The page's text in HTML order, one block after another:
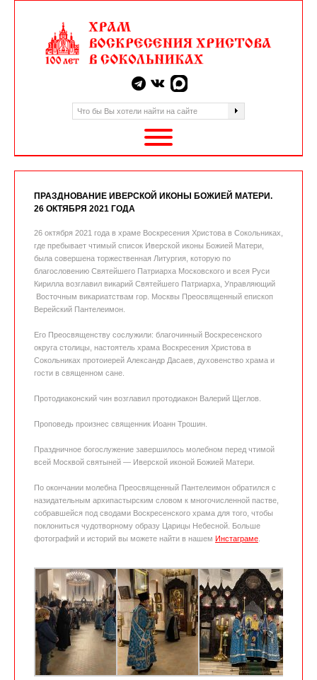
ПРАЗДНОВАНИЕ ИВЕРСКОЙ ИКОНЫ БОЖИЕЙ МАТЕРИ.
26 ОКТЯБРЯ 2021 ГОДА
26 октября 2021 года в храме Воскресения Христова в Сокольниках,
где пребывает чтимый список Иверской иконы Божией Матери,
была совершена торжественная Литургия, которую по
благословению Святейшего Патриарха Московского и всея Руси
Кирилла возглавил викарий Святейшего Патриарха, Управляющий
Восточным викариатствам гор. Москвы Преосвященный епископ
Верейский Пантелеимон.
Его Преосвященству сослужили: благочинный Воскресенского
округа столицы, настоятель храма Воскресения Христова в
Сокольниках протоиерей Александр Дасаев, духовенство храма и
гости в священном сане.
Протодиаконский чин возглавил протодиакон Валерий Щеглов.
Проповедь произнес священник Иоанн Трошин.
Праздничное богослужение завершилось молебном перед чтимой
всей Москвой святыней — Иверской иконой Божией Матери.
По окончании молебна Преосвященный Пантелеимон обратился с
назидательным архипастырским словом к многочисленной пастве,
собравшейся под сводами Воскресенского храма для того, чтобы
поклониться чудотворному образу Царицы Небесной. Больше
фотографий и историй вы можете найти в нашем Инстаграме